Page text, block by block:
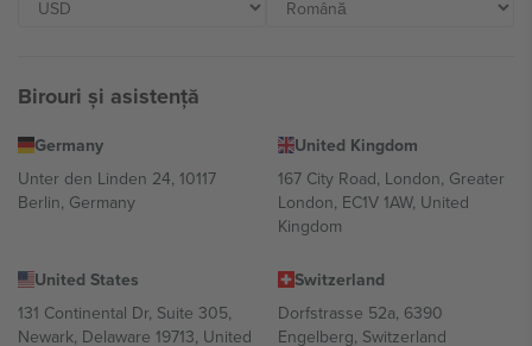
Birouri și asistență
Germany
Unter den Linden 24, 10117
Berlin, Germany
United Kingdom
167 City Road, London, Greater
London, EC1V 1AW, United
Kingdom
United States
131 Continental Dr, Suite 305,
Newark, Delaware 19713, United
Switzerland
Dorfstrasse 52a, 6390
Engelberg, Switzerland